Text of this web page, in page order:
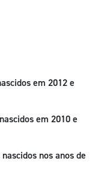
em 2012 e
em 2010 e
nos anos de